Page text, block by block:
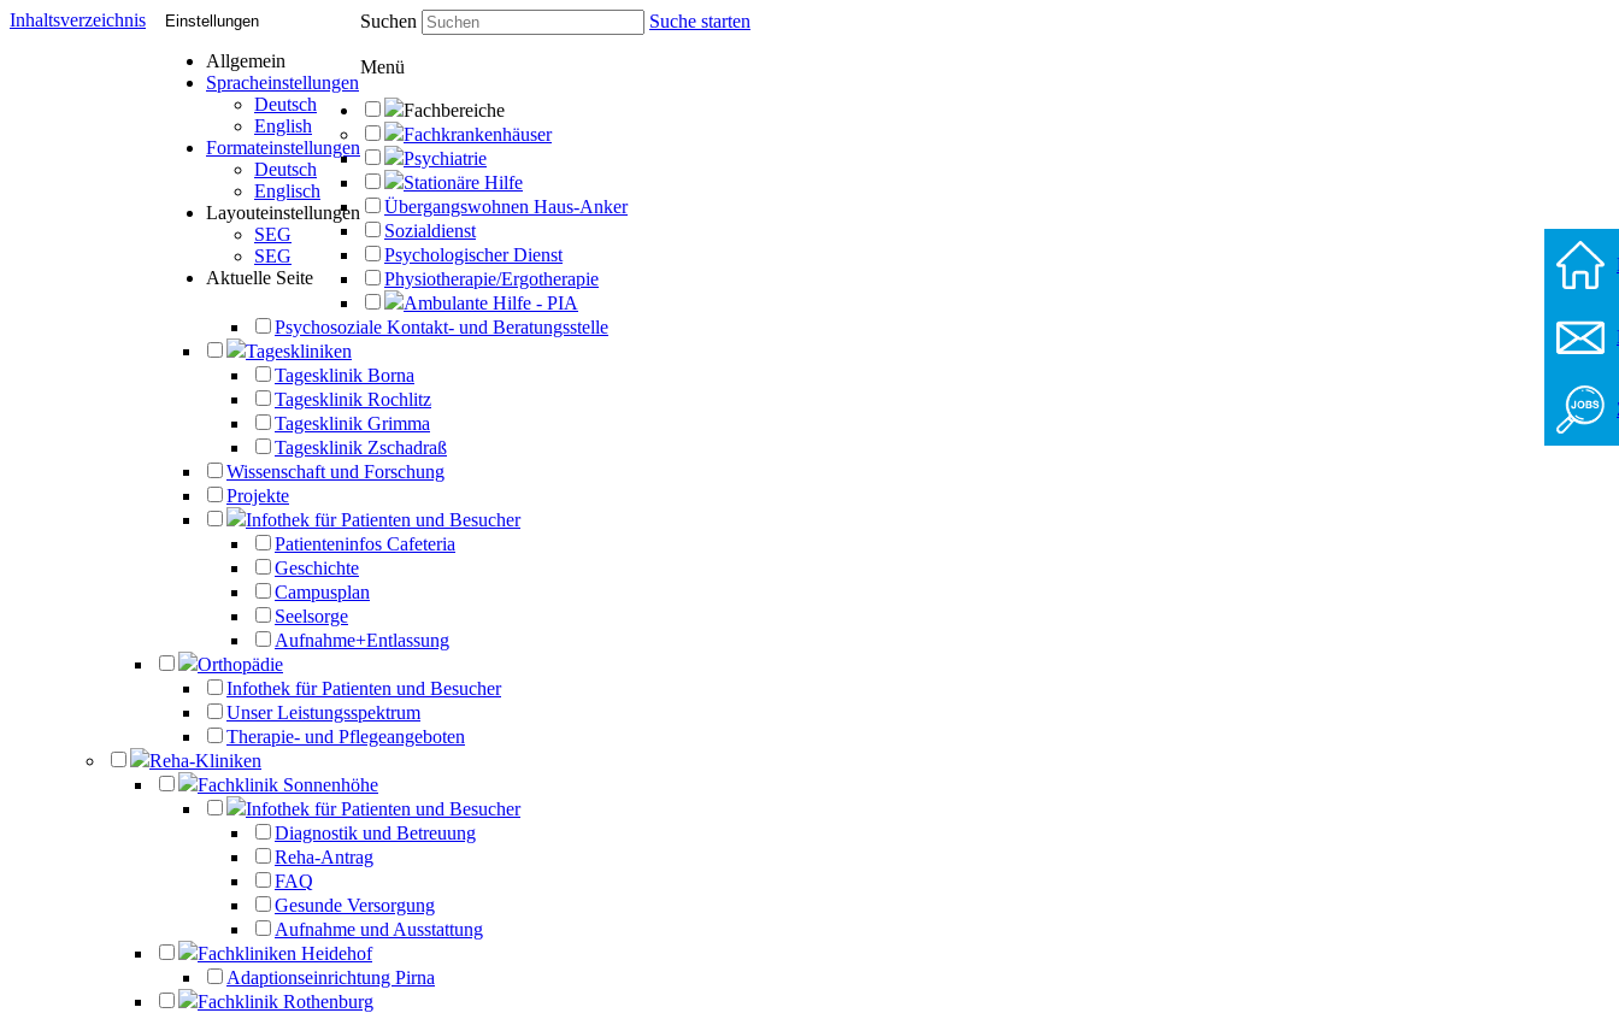
Inhaltsverzeichnis Einstellungen
Allgemein
Spracheinstellungen
Deutsch
English
Formateinstellungen
Deutsch
Englisch
Layouteinstellungen
SEG
SEG
Aktuelle Seite
Suchen Suche starten
Menü
Fachbereiche
Fachkrankenhäuser
Psychiatrie
Stationäre Hilfe
Übergangswohnen Haus-Anker
Sozialdienst
Psychologischer Dienst
Physiotherapie/Ergotherapie
Ambulante Hilfe - PIA
Psychosoziale Kontakt- und Beratungsstelle
Tageskliniken
Tagesklinik Borna
Tagesklinik Rochlitz
Tagesklinik Grimma
Tagesklinik Zschadraß
Wissenschaft und Forschung
Projekte
Infothek für Patienten und Besucher
Patienteninfos Cafeteria
Geschichte
Campusplan
Seelsorge
Aufnahme+Entlassung
Orthopädie
Infothek für Patienten und Besucher
Unser Leistungsspektrum
Therapie- und Pflegeangeboten
Reha-Kliniken
Fachklinik Sonnenhöhe
Infothek für Patienten und Besucher
Diagnostik und Betreuung
Reha-Antrag
FAQ
Gesunde Versorgung
Aufnahme und Ausstattung
Fachkliniken Heidehof
Adaptionseinrichtung Pirna
Fachklinik Rothenburg